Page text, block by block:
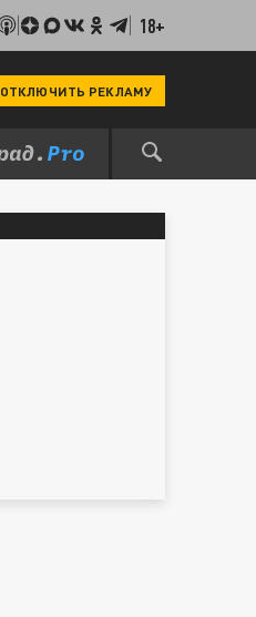
18+
ОТКЛЮЧИТЬ РЕКЛАМУ